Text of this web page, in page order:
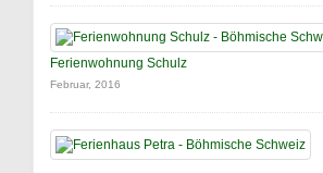
Ferienwohnung Schulz
Februar, 2016